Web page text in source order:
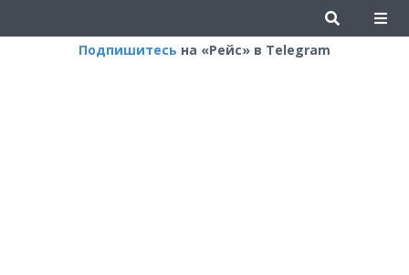
Подпишитесь на «Рейс» в Telegram